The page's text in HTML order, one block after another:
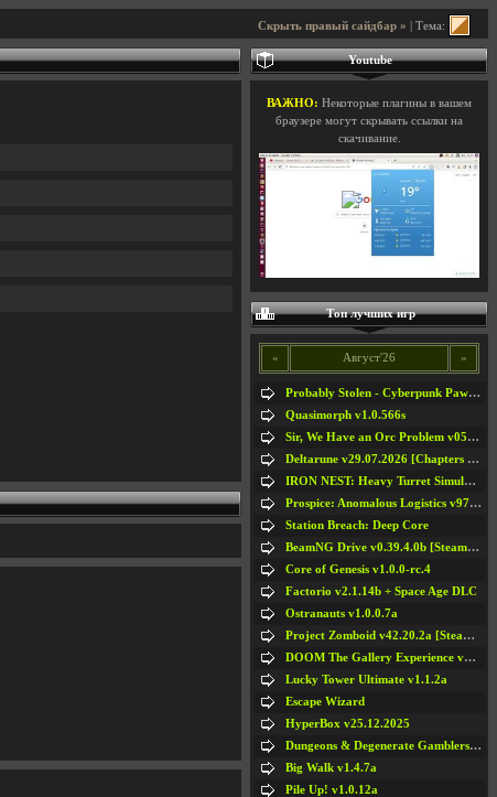
Скрыть правый сайдбар » | Тема:
Youtube
ВАЖНО: Некоторые плагины в вашем
браузере могут скрывать ссылки на
скачивание.
Топ лучших игр
« Август'26 »
Probably Stolen - Cyberpunk Pawnshop Simulator v048c [Playtest]
Quasimorph v1.0.566s
Sir, We Have an Orc Problem v05.08.2026
Deltarune v29.07.2026 [Chapters 1-5] / + RUS [Chapters 1-5]
IRON NEST: Heavy Turret Simulator v1.0a
Prospice: Anomalous Logistics v97 [Playtest]
Station Breach: Deep Core
BeamNG Drive v0.39.4.0b [Steam Early Access]
Core of Genesis v1.0.0-rc.4
Factorio v2.1.14b + Space Age DLC
Ostranauts v1.0.0.7a
Project Zomboid v42.20.2a [Steam Early Access]
DOOM The Gallery Experience v1.4.2
Lucky Tower Ultimate v1.1.2a
Escape Wizard
HyperBox v25.12.2025
Dungeons & Degenerate Gamblers v2.0.2a
Big Walk v1.4.7a
Pile Up! v1.0.12a